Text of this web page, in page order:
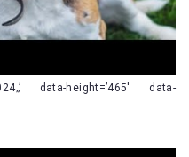
data-height=’465′ data-